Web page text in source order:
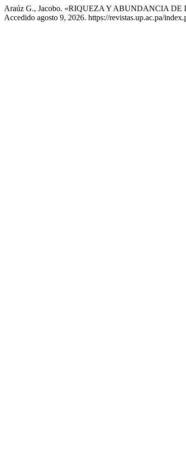
Araúz G., Jacobo. «RIQUEZA Y ABUNDANCIA
Accedido agosto 9, 2026. https://revistas.up.ac.pa/